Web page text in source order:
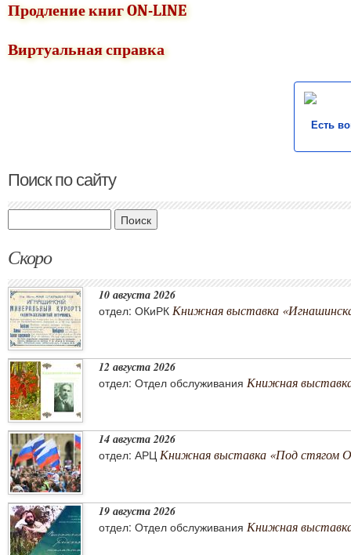
Продление книг ON-LINE
Виртуальная справка
Есть
Поиск по сайту
Скоро
10 августа 2026
отдел: ОКиРК Книжная выставка
12 августа 2026
отдел: Отдел обслуживания Книжная
14 августа 2026
отдел: АРЦ Книжная выставка «Под стягом
19 августа 2026
отдел: Отдел обслуживания Книжная